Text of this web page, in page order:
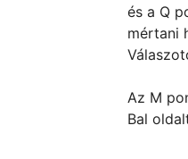
és a Q
mértani
Az M
Bal